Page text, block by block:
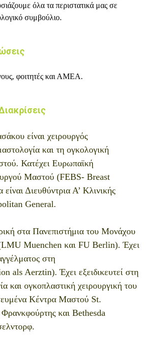
όλα τα περιστατικά μας σε
συμβούλιο.
φοιτητές και ΑΜΕΑ.
είναι χειρουργός
και τη ογκολογική
Κατέχει Ευρωπαϊκή
Μαστού (FEBS- Breast
Διευθύντρια Α’ Κλινικής
General.
στα Πανεπιστήμια του Μονάχου
Muenchen και FU Berlin). Έχει
στη
als Aerztin). Έχει εξειδικευτεί στη
και ογκοπλαστική χειρουργική του
Κέντρα Μαστού St.
και Bethesda